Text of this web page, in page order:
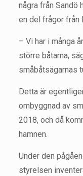
några från Sandö
en del frågor från
– Vi har i många
större båtarna,
småbåtsägarnas
Detta är
ombyggnad av
2018, och då
hamnen.
Under den
styrelsen